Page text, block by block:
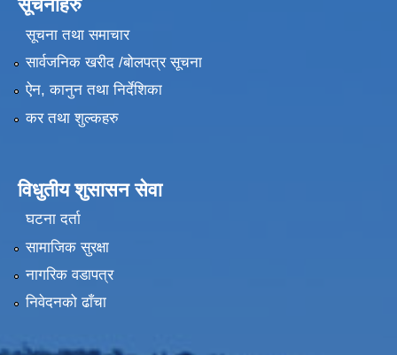
सूचनाहरु
सूचना तथा समाचार
सार्वजनिक खरीद /बोलपत्र सूचना
ऐन, कानुन तथा निर्देशिका
कर तथा शुल्कहरु
विधुतीय शुसासन सेवा
घटना दर्ता
सामाजिक सुरक्षा
नागरिक वडापत्र
निवेदनको ढाँचा